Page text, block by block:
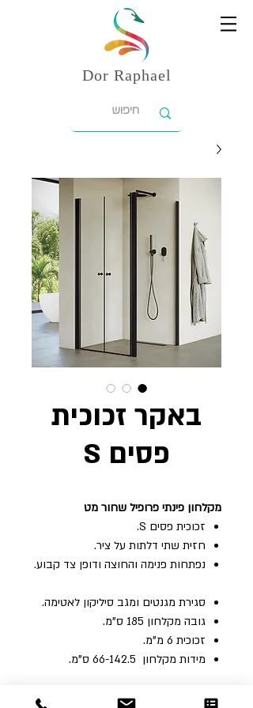
Dor Raphael
באקר זכוכית
פסים S
מקלחון פינתי פרופיל שחור מט
זכוכית פסים S.
חזית שתי דלתות על ציר.
נפתחות פנימה והחוצה ודופן צד קבוע.
סגירת מגנטים ומגב סיליקון לאטימה.
גובה‭ ‬מקלחון ‬185 ‬ס"מ‭. ‬
זכוכית‭ ‬6‭ ‬מ"מ‭. ‬
מידות ‬מקלחון ‭ 66-142.5 ‬ס"מ‭. ‬